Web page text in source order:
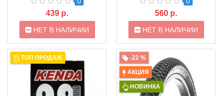
439 р.
НЕТ В НАЛИЧИИ
560 р.
НЕТ В НАЛИЧИИ
ТОП ПРОДАЖ -22 %
АКЦИЯ
НОВИНКА